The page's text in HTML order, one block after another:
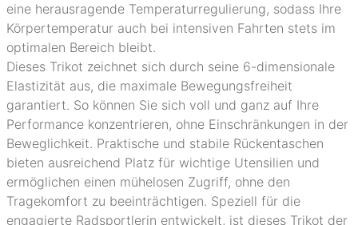
eine herausragende Temperaturregulierung, sodass Ihre
Körpertemperatur auch bei intensiven Fahrten stets im
optimalen Bereich bleibt.
Dieses Trikot zeichnet sich durch seine 6-dimensionale
Elastizität aus, die maximale Bewegungsfreiheit
garantiert. So können Sie sich voll und ganz auf Ihre
Performance konzentrieren, ohne Einschränkungen in der
Beweglichkeit. Praktische und stabile Rückentaschen
bieten ausreichend Platz für wichtige Utensilien und
ermöglichen einen mühelosen Zugriff, ohne den
Tragekomfort zu beeinträchtigen. Speziell für die
engagierte Radsportlerin entwickelt, ist dieses Trikot der